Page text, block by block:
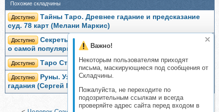
Важно!
Некоторым пользователям приходят
письма, маскирующиеся под сообщения от
Складчины.
Пожалуйста, не переходите по
подозрительным ссылкам и всегда
проверяйте адрес сайта перед входом в
Похожие складчины
Доступно
Тайны Таро. Древнее гадание и предсказание
суд. 78 карт (Мелани Маркис)
Доступно
Секреты Таро Уэйта - Смит. Все, что надо знать
о самой популярной колоде Таро (Маркус Кац)
Доступно Таро Старт, 2016 (Сергей Савченко)
Доступно
Руны. Узнай будущее за 3 минуты! Самоучитель
гадания (Сергей Матвеев)